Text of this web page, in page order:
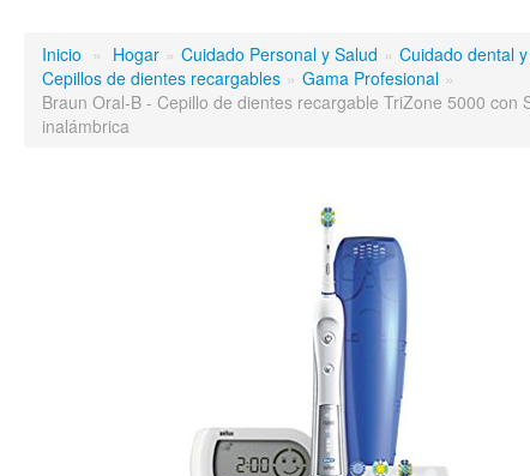
Inicio » Hogar » Cuidado Personal y Salud » Cuidado dental
Cepillos de dientes recargables » Gama Profesional »
Braun Oral-B - Cepillo de dientes recargable TriZone 5000
inalámbrica